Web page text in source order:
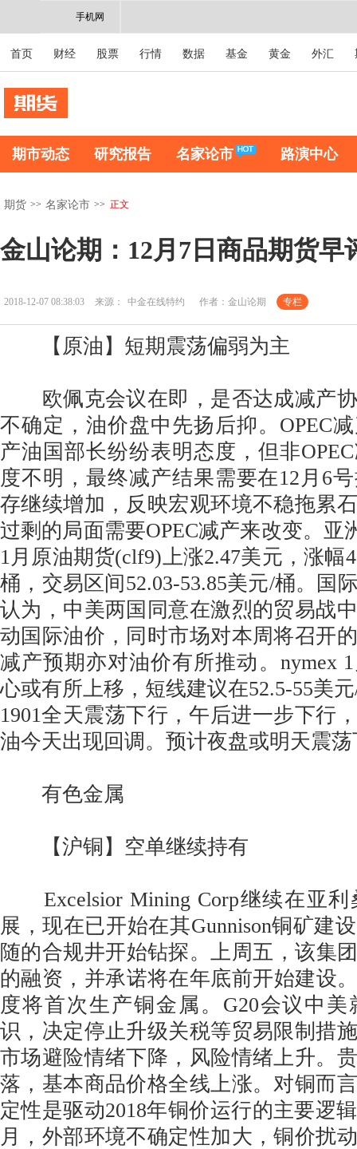
手机网
首页 财经 股票 行情 数据 基金 黄金 外汇
期市动态 研究报告 名家论市 路演中心
期货 >> 名家论市 >> 正文
金山论期：12月7日商品期货早
2018-12-07 08:38:03 来源： 中金在线特约 作者：金山论期 专栏
【原油】短期震荡偏弱为主
欧佩克会议在即，是否达成减产协
不确定，油价盘中先扬后抑。OPEC
产油国部长纷纷表明态度，但非
度不明，最终减产结果需要在12月6
存继续增加，反映宏观环境不稳拖累
过剩的局面需要OPEC减产来改变。亚
1月原油期货(clf9)上涨2.47美元，涨幅
桶，交易区间52.03-53.85美元/桶。国
认为，中美两国同意在激烈的贸易战
动国际油价，同时市场对本周将召开
减产预期亦对油价有所推动。nymex
心或有所上移，短线建议在52.5-55美
1901全天震荡下行，午后进一步下行
油今天出现回调。预计夜盘或明天震
有色金属
【沪铜】空单继续持有
Excelsior Mining Corp继续在亚利
展，现在已开始在其Gunnison铜矿建
随的合规井开始钻探。上周五，该集
的融资，并承诺将在年底前开始建设
度将首次生产铜金属。G20会议中
识，决定停止升级关税等贸易限制措
市场避险情绪下降，风险情绪上升。
落，基本商品价格全线上涨。对铜而
定性是驱动2018年铜价运行的主要逻
月，外部环境不确定性加大，铜价扰